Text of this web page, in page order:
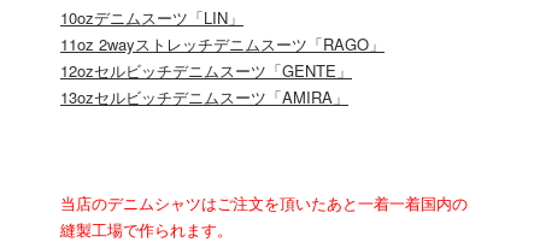
10ozデニムスーツ「LIN」
11oz 2wayストレッチデニムスーツ「RAGO」
12ozセルビッチデニムスーツ「GENTE」
13ozセルビッチデニムスーツ「AMIRA」
当店のデニムシャツはご注文を頂いたあと一着一着国内の
縫製工場で作られます。